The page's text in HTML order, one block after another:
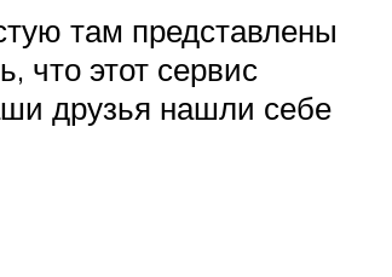
там представлены
что этот сервис
друзья нашли себе